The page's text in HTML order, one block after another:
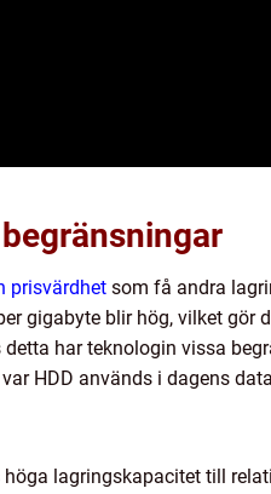
prisvärdhet som få andra
gigabyte blir hög, vilket gör
har teknologin vissa
HDD används i dagens
lagringskapacitet till